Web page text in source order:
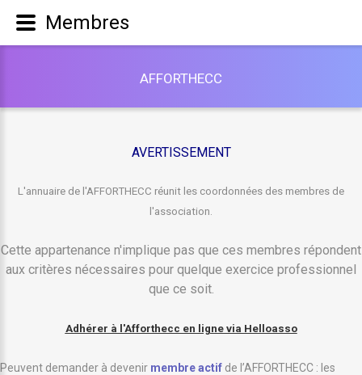
AFFORTHECC
AVERTISSEMENT
L'annuaire de l'AFFORTHECC réunit les coordonnées des membres de
l'association.
Cette appartenance n'implique pas que ces membres répondent
aux critères nécessaires pour quelque exercice professionnel
que ce soit.
Adhérer à l'Afforthecc en ligne via Helloasso
Peuvent demander à devenir membre actif de l’AFFORTHECC : les
Membres